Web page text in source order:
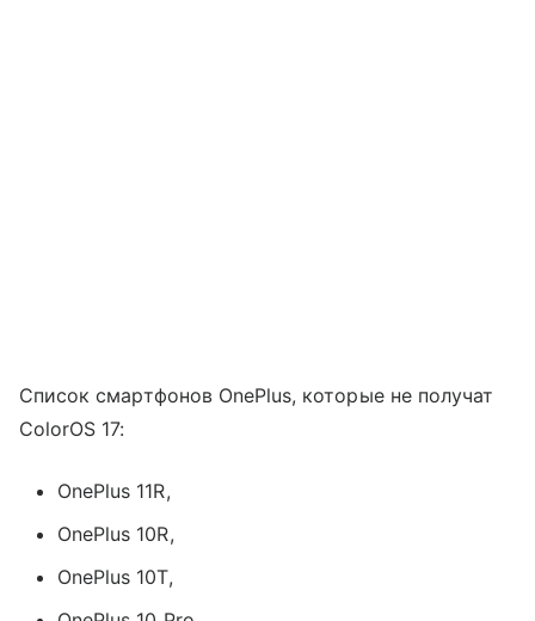
Список смартфонов OnePlus, которые не получат
ColorOS 17:
OnePlus 11R,
OnePlus 10R,
OnePlus 10T,